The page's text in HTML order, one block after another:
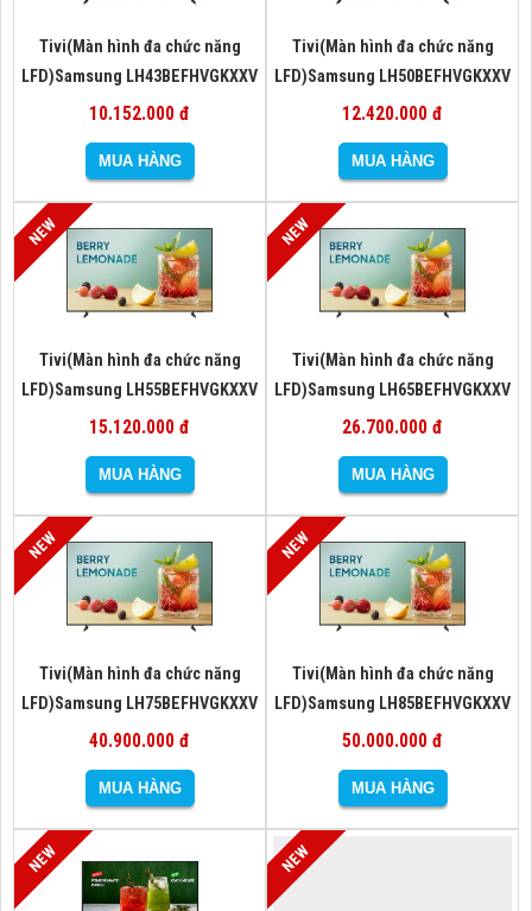
Tivi(Màn hình đa chức năng
LFD)Samsung LH43BEFHVGKXXV
10.152.000 đ
Tivi(Màn hình đa chức năng
LFD)Samsung LH50BEFHVGKXXV
12.420.000 đ
Tivi(Màn hình đa chức năng
LFD)Samsung LH55BEFHVGKXXV
15.120.000 đ
Tivi(Màn hình đa chức năng
LFD)Samsung LH65BEFHVGKXXV
26.700.000 đ
Tivi(Màn hình đa chức năng
LFD)Samsung LH75BEFHVGKXXV
40.900.000 đ
Tivi(Màn hình đa chức năng
LFD)Samsung LH85BEFHVGKXXV
50.000.000 đ